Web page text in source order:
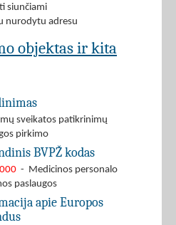
siunčiami
nurodytu adresu
objektas ir kita
sveikatos patikrinimų
pirkimo
BVPŽ kodas
- Medicinos personalo
paslaugos
apie Europos